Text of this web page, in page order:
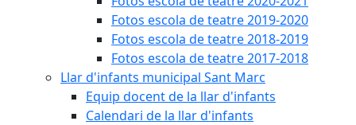
Fotos escola de teatre 2019-2020
Fotos escola de teatre 2018-2019
Fotos escola de teatre 2017-2018
Llar d'infants municipal Sant Marc
Equip docent de la llar d'infants
Calendari de la llar d'infants